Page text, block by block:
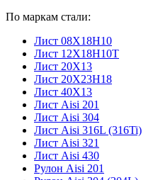
По маркам стали:
Лист 08Х18Н10
Лист 12Х18Н10Т
Лист 20Х13
Лист 20Х23Н18
Лист 40Х13
Лист Aisi 201
Лист Aisi 304
Лист Aisi 316L (316Ti)
Лист Aisi 321
Лист Aisi 430
Рулон Aisi 201